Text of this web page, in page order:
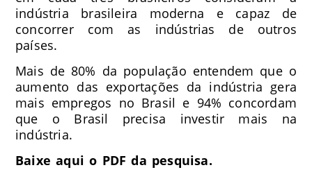
indústria brasileira moderna e capaz de
concorrer com as indústrias de outros
países.
Mais de 80% da população entendem que o
aumento das exportações da indústria gera
mais empregos no Brasil e 94% concordam
que o Brasil precisa investir mais na
indústria.
Baixe aqui o PDF da pesquisa.